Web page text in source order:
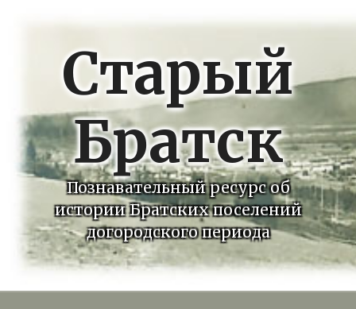
Старый
Братск
Познавательный ресурс об
истории Братских поселений
догородского периода